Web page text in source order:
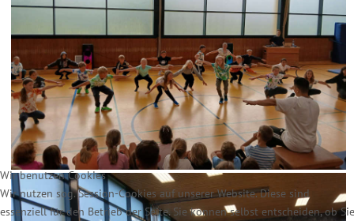
Wir benutzen Cookies
Wir nutzen sog. Session-Cookies auf unserer Website. Diese sind
essenziell für den Betrieb der Seite. Sie können selbst entscheiden, ob Sie